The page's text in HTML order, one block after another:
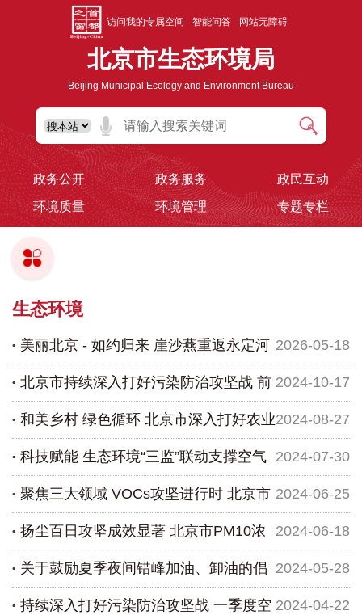
访问我的专属空间 智能问答 网站无障碍
北京市生态环境局
Beijing Municipal Ecology and Environment Bureau
政务公开 政务服务
政民互动
环境质量
环境管理 专题专栏
生态环境
2026-05-18
美丽北京 - 如约归来 崖沙燕重返永定河
大兴段 2024-10-17
北京市持续深入打好污染防治攻坚战 前
三季度PM2.5平均浓度29微克/立方米 优良天同...
2024-08-27
和美乡村 绿色循环 北京市深入打好农业
农村污染治理攻坚战 2024-07-30
科技赋能 生态环境“三监”联动支撑空气
质量持续改善 2024-06-25
聚焦三大领域 VOCs攻坚进行时 北京市
启动2024年夏季VOCs治理攻坚行动 2024-06-18
扬尘百日攻坚成效显著 北京市PM10浓
度3-5月同比下降12.0% 2024-05-28
关于鼓励夏季夜间错峰加油、卸油的倡
议书 2024-04-22
持续深入打好污染防治攻坚战 一季度空